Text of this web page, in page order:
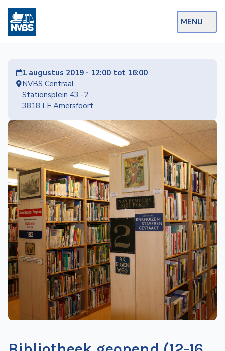
MENU
Op de Rails
NVBS Actueel
Afdelingen
Excursies
Actueel
Ons
aanbod
Over
de
NVBS
Wegwijzer
Mijn
NVBS
1 augustus 2019 - 12:00 tot 16:00
NVBS Centraal
Stationsplein 43 -2
3818 LE Amersfoort